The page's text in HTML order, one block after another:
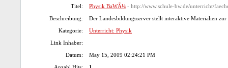
Titel:
Physik BaWÃ¼ - http://www.schule-bw.de/unterricht/
Beschreibung:
Der Landesbildungsserver stellt interaktive Materialien
Kategorie:
Unterricht: Physik
Link Inhaber:
Datum:
May 15, 2009 02:24:21 PM